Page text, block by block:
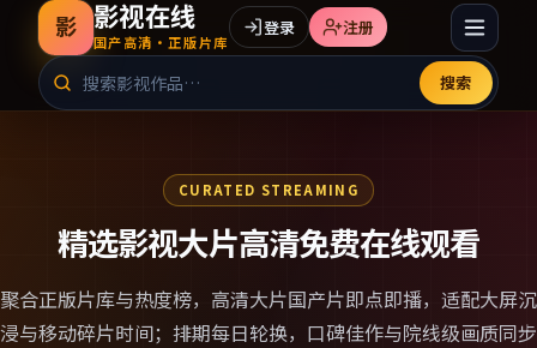
影 影视在线
国产高清·正版片库
搜索
登录 注册
CURATED STREAMING
精选影视大片高清免费在线观看
聚合正版片库与热度榜， 高清大片国产片即点即播，适配大屏沉
浸与移动碎片时间；排期每日轮换，口碑佳作与院线级画质同步